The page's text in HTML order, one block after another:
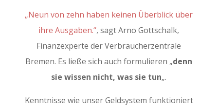
„Neun von zehn haben keinen Überblick über
ihre Ausgaben.“, sagt Arno Gottschalk,
Finanzexperte der Verbraucherzentrale
Bremen. Es ließe sich auch formulieren „denn
sie wissen nicht, was sie tun„.
Kenntnisse wie unser Geldsystem funktioniert